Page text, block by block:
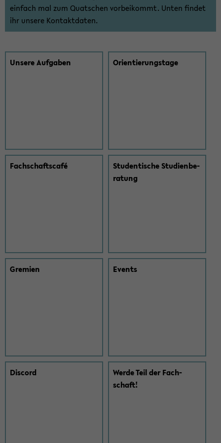
ein­fach mal zum Quat­schen vor­bei­kommt. Unten fin­det
ihr un­se­re Kon­takt­da­ten.
Un­se­re Auf­ga­ben Ori­en­tie­rungs­ta­ge
Fach­schaft­s­café
Stu­den­ti­sche Stu­di­en­be­
ra­tung
Gre­mi­en Events
Dis­cord
Werde Teil der Fach­
schaft!